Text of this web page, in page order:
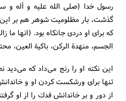
رسول خدا (صلی الله علیه و آله و
گذشت، بار مظلومیت شوهر هم بر این
كه برای او دردی جانكاه بود. (انها ما
الجسم، منهدة الركن، باكیة العین،
این نكته او را رنج می‌داد كه می‌دید
تنها برای ورشكست كردن او و
از دور و بر خاندانش فدك را از او